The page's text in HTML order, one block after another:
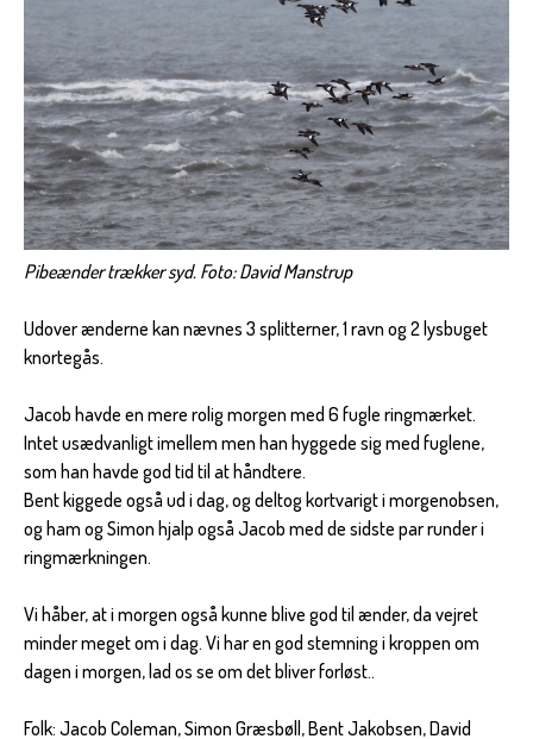
Pibeænder trækker syd. Foto: David Manstrup
Udover ænderne kan nævnes 3 splitterner, 1 ravn og 2 lysbuget
knortegås.
Jacob havde en mere rolig morgen med 6 fugle ringmærket.
Intet usædvanligt imellem men han hyggede sig med fuglene,
som han havde god tid til at håndtere.
Bent kiggede også ud i dag, og deltog kortvarigt i morgenobsen,
og ham og Simon hjalp også Jacob med de sidste par runder i
ringmærkningen.
Vi håber, at i morgen også kunne blive god til ænder, da vejret
minder meget om i dag. Vi har en god stemning i kroppen om
dagen i morgen, lad os se om det bliver forløst..
Folk: Jacob Coleman, Simon Græsbøll, Bent Jakobsen, David